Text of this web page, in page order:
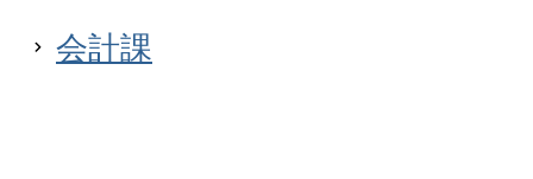
会計課